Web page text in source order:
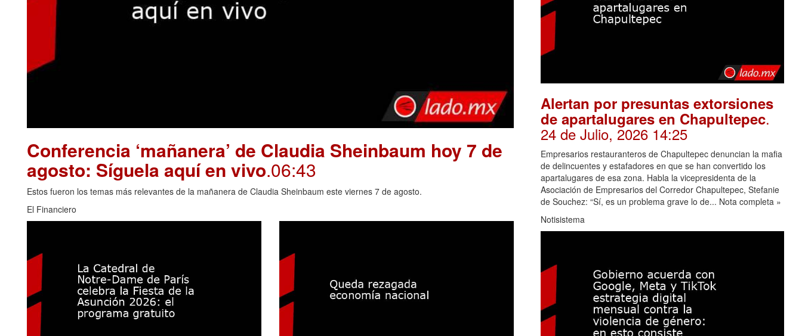
Conferencia ‘mañanera’ de Claudia Sheinbaum hoy 7 de
agosto: Síguela aquí en vivo.06:43
Estos fueron los temas más relevantes de la mañanera de Claudia Sheinbaum este viernes 7 de agosto.
El Financiero
Alertan por presuntas extorsiones
de apartalugares en Chapultepec.
24 de Julio, 2026 14:25
Empresarios restauranteros de Chapultepec denuncian la mafia
de delincuentes y estafadores en que se han convertido los
apartalugares de esa zona. Habla la vicepresidenta de la
Asociación de Empresarios del Corredor Chapultepec, Stefanie
de Souchez: “Sí, es un problema grave lo de... Nota completa »
Notisistema